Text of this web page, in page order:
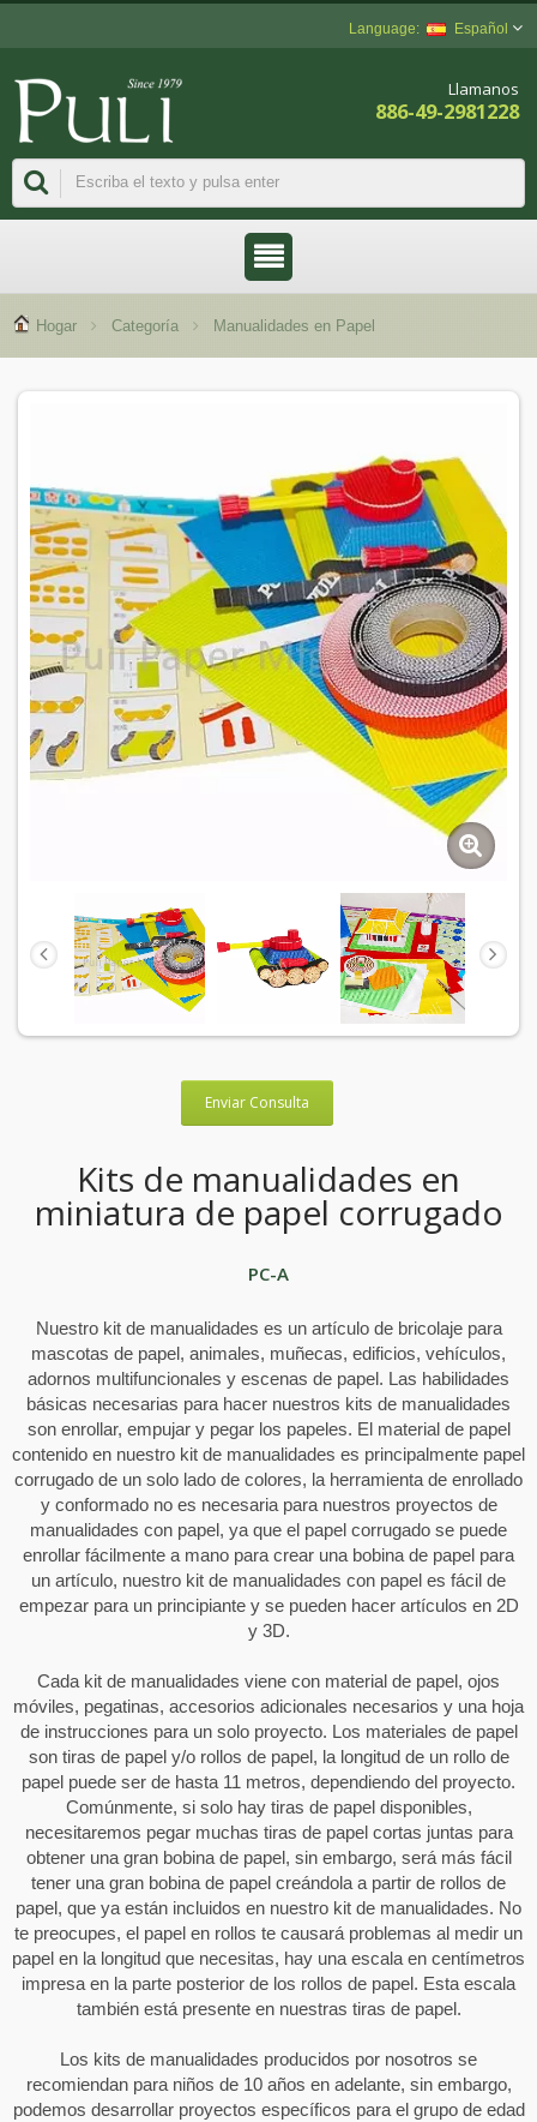
Español
Llamanos
886-49-2981228
Hogar Categoría Manualidades en Papel
Enviar Consulta
Kits de manualidades en
miniatura de papel corrugado
PC-A
Nuestro kit de manualidades es un artículo de bricolaje para
mascotas de papel, animales, muñecas, edificios, vehículos,
adornos multifuncionales y escenas de papel. Las habilidades
básicas necesarias para hacer nuestros kits de manualidades
son enrollar, empujar y pegar los papeles. El material de papel
contenido en nuestro kit de manualidades es principalmente papel
corrugado de un solo lado de colores, la herramienta de enrollado
y conformado no es necesaria para nuestros proyectos de
manualidades con papel, ya que el papel corrugado se puede
enrollar fácilmente a mano para crear una bobina de papel para
un artículo, nuestro kit de manualidades con papel es fácil de
empezar para un principiante y se pueden hacer artículos en 2D
y 3D.
Cada kit de manualidades viene con material de papel, ojos
móviles, pegatinas, accesorios adicionales necesarios y una hoja
de instrucciones para un solo proyecto. Los materiales de papel
son tiras de papel y/o rollos de papel, la longitud de un rollo de
papel puede ser de hasta 11 metros, dependiendo del proyecto.
Comúnmente, si solo hay tiras de papel disponibles,
necesitaremos pegar muchas tiras de papel cortas juntas para
obtener una gran bobina de papel, sin embargo, será más fácil
tener una gran bobina de papel creándola a partir de rollos de
papel, que ya están incluidos en nuestro kit de manualidades. No
te preocupes, el papel en rollos te causará problemas al medir un
papel en la longitud que necesitas, hay una escala en centímetros
impresa en la parte posterior de los rollos de papel. Esta escala
también está presente en nuestras tiras de papel.
Los kits de manualidades producidos por nosotros se
recomiendan para niños de 10 años en adelante, sin embargo,
podemos desarrollar proyectos específicos para el grupo de edad